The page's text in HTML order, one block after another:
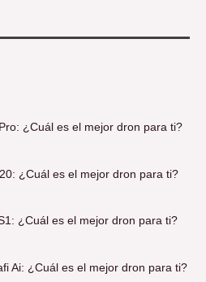
¿Cuál es el mejor dron para ti?
¿Cuál es el mejor dron para ti?
¿Cuál es el mejor dron para ti?
Ai: ¿Cuál es el mejor dron para ti?